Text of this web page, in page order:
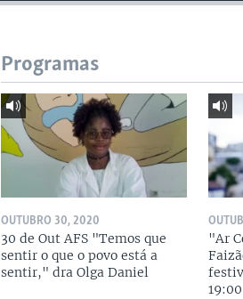
Programas
OUTUBRO 30, 2020
30 de Out AFS "Temos que
sentir o que o povo está a
sentir," dra Olga Daniel
"Ar
19:00